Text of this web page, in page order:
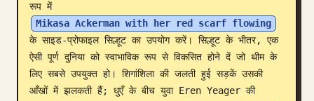
ब्लॉग
अपडेट
रूप में
Mikasa Ackerman with her red scarf flowing
के साइड-प्रोफाइल सिल्हूट का उपयोग करें। सिल्हूट के भीतर, एक
ऐसी पूर्ण दुनिया को स्वाभाविक रूप से विकसित होने दें जो थीम के
लिए सबसे उपयुक्त हो। शिगांशिला की जलती हुई सड़कें उसकी
आँखों में झलकती हैं; धुएँ के बीच युवा Eren Yeager की